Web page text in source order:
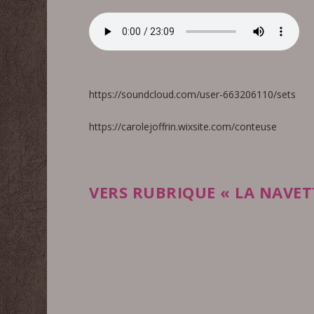
https://soundcloud.com/user-663206110/sets
https://carolejoffrin.wixsite.com/conteuse
VERS RUBRIQUE « LA